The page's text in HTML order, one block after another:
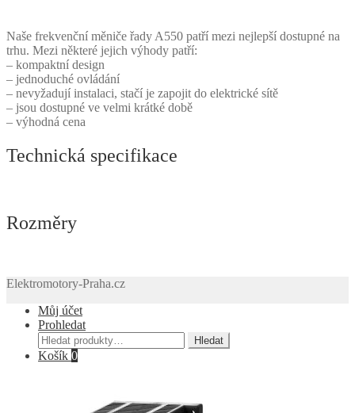
Naše frekvenční měniče řady A550 patří mezi nejlepší dostupné na
trhu. Mezi některé jejich výhody patří:
– kompaktní design
– jednoduché ovládání
– nevyžadují instalaci, stačí je zapojit do elektrické sítě
– jsou dostupné ve velmi krátké době
– výhodná cena
Technická specifikace
Rozměry
Elektromotory-Praha.cz
Můj účet
Prohledat
Hledat:
Hledat
Košík 0